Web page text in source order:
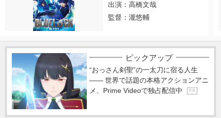
出演：高橋文哉
監督：瀧悠輔
ピックアップ
“おっさん剣聖”の一太刀に宿る人生
―― 世界で話題の本格アクションアニ
メ、Prime Videoで独占配信中
P R